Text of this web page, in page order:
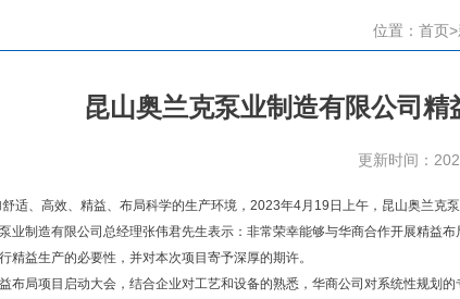
位置： 首页>
昆山奥兰克泵业制造有限公司
更新时间：
适、高效、精益、布局科学的生产环境，2023年4月19日上午，昆山奥兰克
业制造有限公司总经理张伟君先生表示：非常荣幸能够与华商合作开展精益
精益生产的必要性，并对本次项目寄予深厚的期许。
布局项目启动大会，结合企业对工艺和设备的熟悉，华商公司对系统性规划